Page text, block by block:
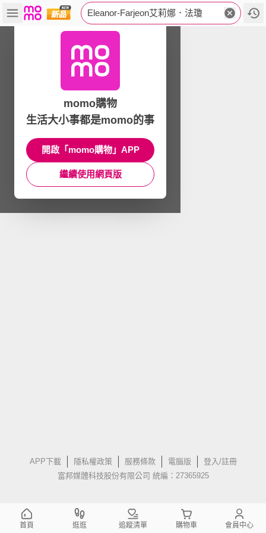
Eleanor-Farjeon艾莉娜．法瓊
APP下載 隱私權政策 服務條款 電腦版
登入/註冊
富邦媒體科技股份有限公司 統編：27365925
momo購物
生活大小事都是momo的事
開啟「momo購物」APP
繼續使用網頁版
首頁 逛逛 追蹤清單 購物車 會員中心